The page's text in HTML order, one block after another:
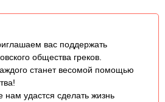
вас поддержать
общества греков.
станет весомой помощью
нам удастся сделать жизнь